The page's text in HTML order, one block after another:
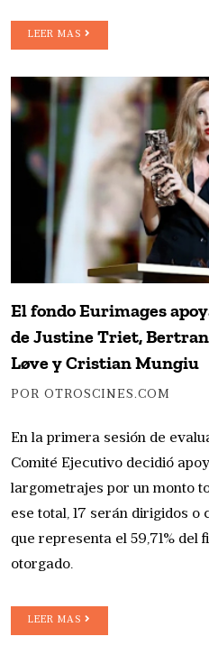
LEER MAS
El fondo Eurimages
de Justine Triet,
Løve y Cristian Mungiu
POR OTROSCINES.COM
En la primera sesión de
Comité Ejecutivo decidió
largometrajes por un monto
ese total, 17 serán dirigidos
que representa el 59,71% del
otorgado.
LEER MAS